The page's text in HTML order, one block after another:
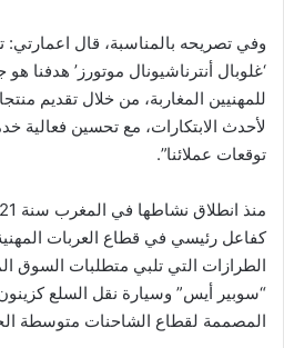
وفي تصريحه بالمناسبة، قال
‘غلوبال أنترناشيونال موتورز’ هدفنا
للمهنيين المغاربة، من خلال تقديم
لأحدث الابتكارات، مع تحسين فعالية
توقعات عملائنا”.
كفاعل رئيسي في قطاع العربات
الطرازات التي تلبي متطلبات السوق
المصممة لقطاع الشاحنات متوسطة